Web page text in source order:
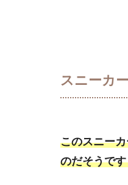
スニーカ
このスニー
のだそうで